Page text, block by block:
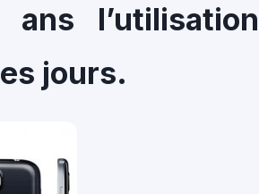
ans
jours.